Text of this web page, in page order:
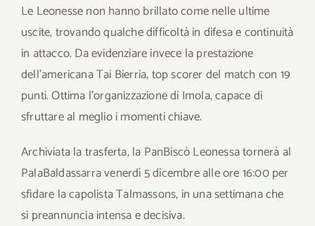
Le Leonesse non hanno brillato come nelle ultime
uscite, trovando qualche difficoltà in difesa e continuità
in attacco. Da evidenziare invece la prestazione
dell’americana Tai Bierria, top scorer del match con 19
punti. Ottima l’organizzazione di Imola, capace di
sfruttare al meglio i momenti chiave.
Archiviata la trasferta, la PanBiscò Leonessa tornerà al
PalaBaldassarra venerdì 5 dicembre alle ore 16:00 per
sfidare la capolista Talmassons, in una settimana che
si preannuncia intensa e decisiva.